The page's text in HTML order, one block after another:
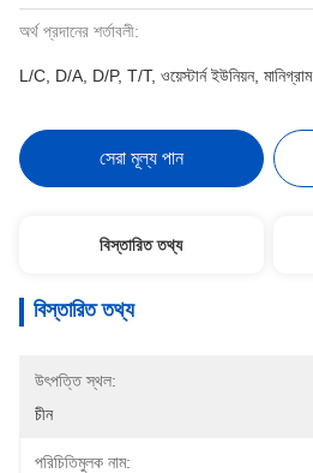
অর্থ প্রদানের শর্তাবলী:
L/C, D/A, D/P, T/T, ওয়েস্টার্ন ইউনিয়ন, মানিগ্রাম
সেরা মূল্য পান
বিস্তারিত তথ্য
বিস্তারিত তথ্য
উৎপত্তি স্থল:
চীন
পরিচিতিমুলক নাম: